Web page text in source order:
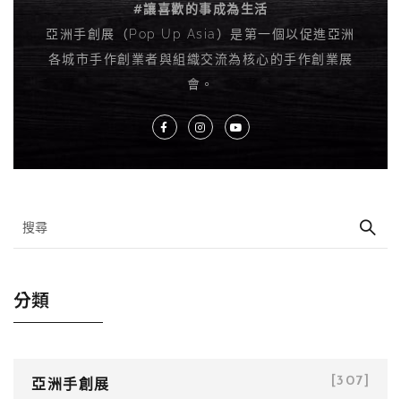
#讓喜歡的事成為生活
亞洲手創展（Pop Up Asia）是第一個以促進亞洲
各城市手作創業者與組織交流為核心的手作創業展
會。
分類
亞洲手創展 [307]